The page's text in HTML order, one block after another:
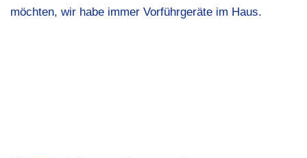
möchten, wir habe immer Vorführgeräte im Haus.